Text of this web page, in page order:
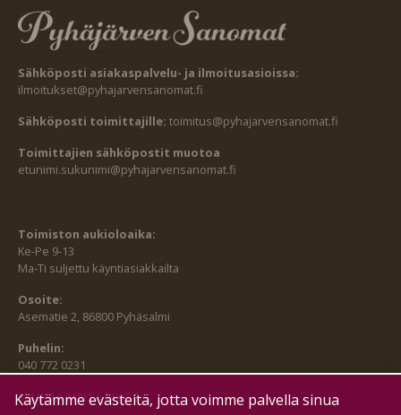
Sähköposti asiakaspalvelu- ja ilmoitusasioissa:
ilmoitukset@pyhajarvensanomat.fi
Sähköposti toimittajille: toimitus@pyhajarvensanomat.fi
Toimittajien sähköpostit muotoa
etunimi.sukunimi@pyhajarvensanomat.fi
Toimiston aukioloaika:
Ke-Pe 9-13
Ma-Ti suljettu käyntiasiakkailta
Osoite:
Asematie 2, 86800 Pyhäsalmi
Puhelin:
040 772 0231
SEURAA MEITÄ MYÖS:
Käytämme evästeitä, jotta voimme palvella sinua